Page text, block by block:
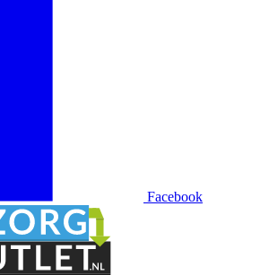
Facebook